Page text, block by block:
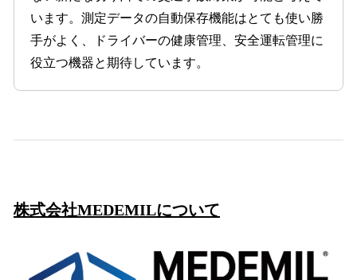
います。測定データの自動保存機能はとても使い勝
手がよく、ドライバーの健康管理、安全運転管理に
役立つ機器と期待しています。
株式会社MEDEMILについて